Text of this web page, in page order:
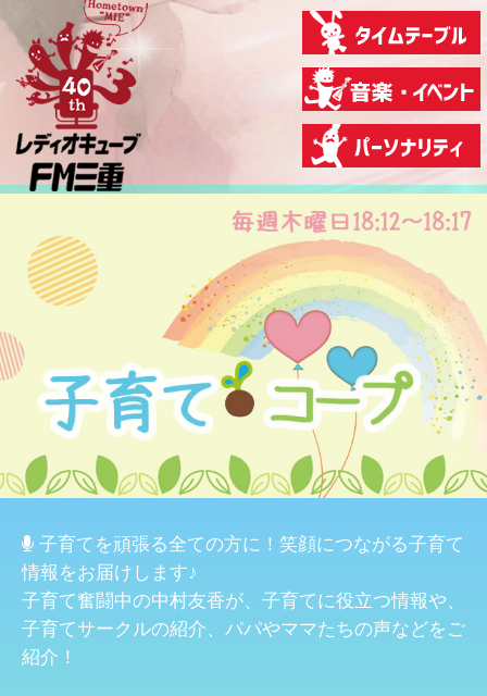
子育てを頑張る全ての方に！笑顔につながる子育て
情報をお届けします♪
子育て奮闘中の中村友香が、子育てに役立つ情報や、
子育てサークルの紹介、パパやママたちの声などをご
紹介！